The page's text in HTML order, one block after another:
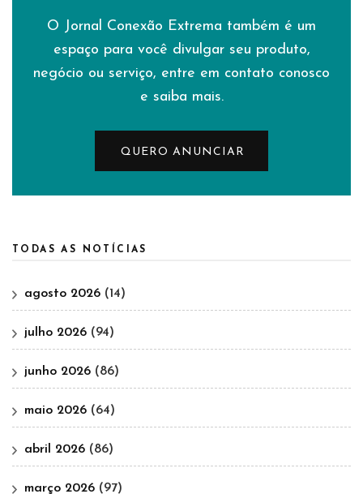
O Jornal Conexão Extrema também é um
espaço para você divulgar seu produto,
negócio ou serviço, entre em contato conosco
e saiba mais.
QUERO ANUNCIAR
TODAS AS NOTÍCIAS
agosto 2026 (14)
julho 2026 (94)
junho 2026 (86)
maio 2026 (64)
abril 2026 (86)
março 2026 (97)